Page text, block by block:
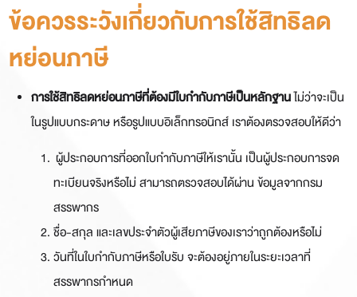
ข้อควรระวังเกี่ยวกับการใช้สิทธิลด
หย่อนภาษี
การใช้สิทธิลดหย่อนภาษีที่ต้องมีใบกำกับภาษีเป็นหลักฐานไม่ว่าจะเป็น
ในรูปแบบกระดาษ หรือรูปแบบอิเล็กทรอนิกส์ เราต้องตรวจสอบให้ดีว่า
ผู้ประกอบการที่ออกใบกำกับภาษีให้เรานั้น เป็นผู้ประกอบการจด
ทะเบียนจริงหรือไม่ สามารถตรวจสอบได้ผ่าน ข้อมูลจากกรม
สรรพากร
ชื่อ-สกุล และเลขประจำตัวผู้เสียภาษีของเราว่าถูกต้องหรือไม่
วันที่ในใบกำกับภาษีหรือใบรับ จะต้องอยู่ภายในระยะเวลาที่
สรรพากรกำหนด